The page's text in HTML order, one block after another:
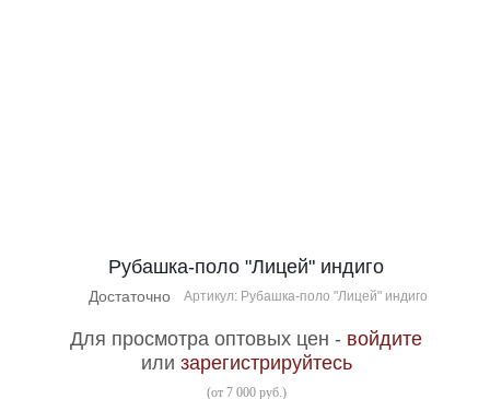
Рубашка-поло "Лицей" индиго
Достаточно Артикул: Рубашка-поло "Лицей" индиго
Для просмотра оптовых цен - войдите
или зарегистрируйтесь
(от 7 000 руб.)